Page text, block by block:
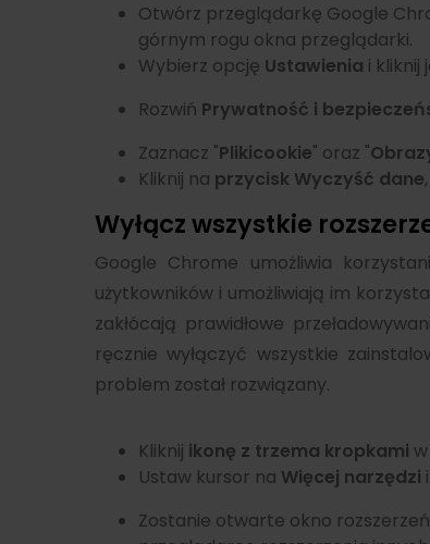
Otwórz przeglądarkę Google
górnym rogu okna przeglądarki.
Wybierz opcję Ustawienia i kliknij
Rozwiń Prywatność i
Zaznacz "Plikicookie" oraz "
Kliknij na przycisk Wyczyść dane
Wyłącz wszystkie
Google Chrome umożliwia
użytkowników i umożliwiają im
zakłócają prawidłowe
ręcznie wyłączyć wszystkie
problem został rozwiązany.
Kliknij ikonę z trzema kropkami
Ustaw kursor na Więcej narzędzi
Zostanie otwarte okno